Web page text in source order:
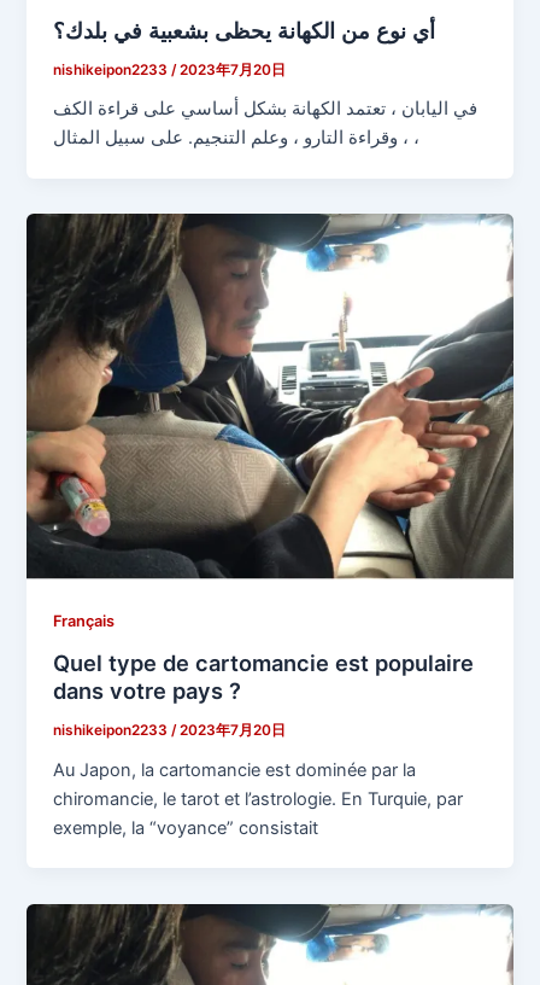
أي نوع من الكهانة يحظى بشعبية في بلدك؟
nishikeipon2233 /2023年7月20日
في اليابان ، تعتمد الكهانة بشكل أساسي على قراءة الكف
، وقراءة التارو ، وعلم التنجيم. على سبيل المثال ،
Français
Quel type de cartomancie est populaire
dans votre pays ?
nishikeipon2233 /2023年7月20日
Au Japon, la cartomancie est dominée par la
chiromancie, le tarot et l’astrologie. En Turquie, par
exemple, la “voyance” consistait